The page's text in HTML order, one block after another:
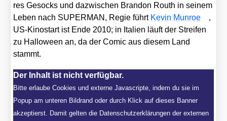
res Gesocks und dazwi­schen Bran­don Routh in sei­nem
Leben nach SUPERMAN, Regie führt Kevin Mun­roe
,
US-Kino­start ist Ende 2010; in Ita­li­en läuft der Strei­fen
zu Hal­lo­ween an, da der Comic aus die­sem Land
stammt.
Der Inhalt ist nicht verfügbar.
Bitte erlaube Cookies und externe Javascripte, indem du sie im
Popup am unteren Bildrand oder durch Klick auf dieses Banner
akzeptierst. Damit gelten die Datenschutzerklärungen der externen